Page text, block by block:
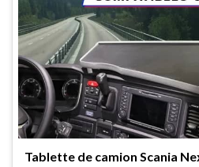
Tablette de camion Scania